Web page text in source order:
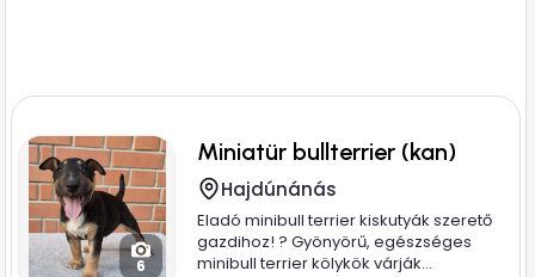
6
Miniatür bullterrier (kan)
Hajdúnánás
Eladó minibull terrier kiskutyák szerető
gazdihoz! ? Gyönyörű, egészséges
minibull terrier kölykök várják...